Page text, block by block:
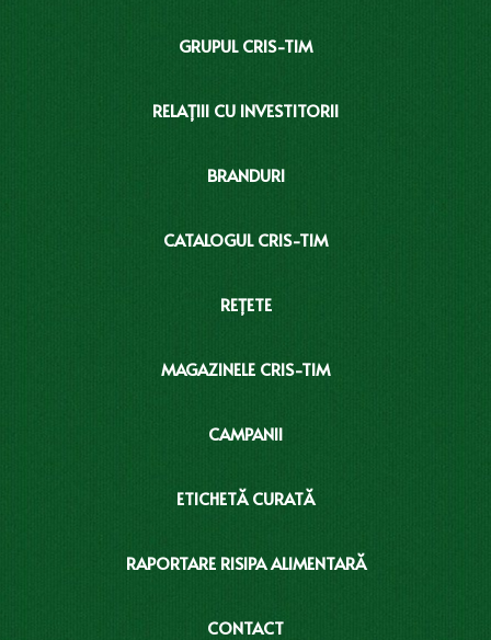
GRUPUL CRIS-TIM
RELAȚIII CU INVESTITORII
BRANDURI
CATALOGUL CRIS-TIM
REȚETE
MAGAZINELE CRIS-TIM
CAMPANII
ETICHETĂ CURATĂ
RAPORTARE RISIPA ALIMENTARĂ
CONTACT